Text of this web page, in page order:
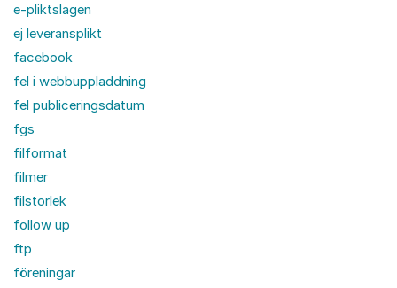
e-pliktslagen
ej leveransplikt
facebook
fel i webbuppladdning
fel publiceringsdatum
fgs
filformat
filmer
filstorlek
follow up
ftp
föreningar